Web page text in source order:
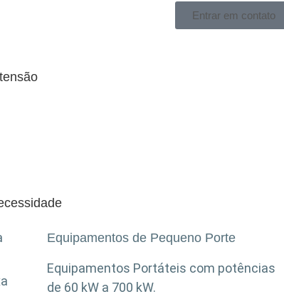
Entrar em contato
Equipamentos de Pequeno Porte
Equipamentos Portáteis com potências
de 60 kW a 700 kW.